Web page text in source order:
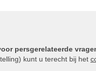
persgerelateerde
kunt u terecht bij het